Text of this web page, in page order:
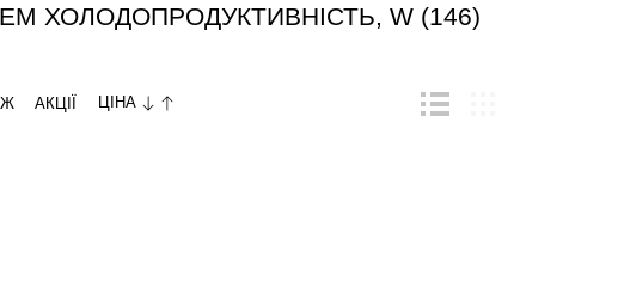
ХОЛОДОПРОДУКТИВНІСТЬ, W (146)
АКЦІЇ ЦІНА